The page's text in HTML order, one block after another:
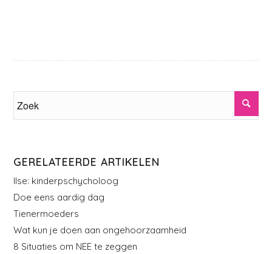
GERELATEERDE ARTIKELEN
Ilse: kinderpschycholoog
Doe eens aardig dag
Tienermoeders
Wat kun je doen aan ongehoorzaamheid
8 Situaties om NEE te zeggen